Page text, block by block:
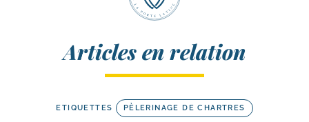
Articles en relation
ETIQUETTES PÈLERINAGE DE CHARTRES